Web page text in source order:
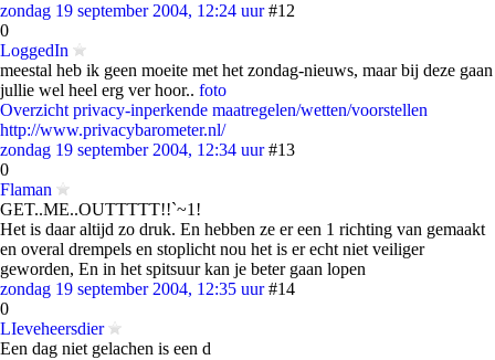
zondag 19 september 2004, 12:24 uur #12
0
LoggedIn
meestal heb ik geen moeite met het zondag-nieuws, maar bij deze gaan
jullie wel heel erg ver hoor.. foto
Overzicht privacy-inperkende maatregelen/wetten/voorstellen
http://www.privacybarometer.nl/
zondag 19 september 2004, 12:34 uur #13
0
Flaman
GET..ME..OUTTTTT!!`~1!
Het is daar altijd zo druk. En hebben ze er een 1 richting van gemaakt
en overal drempels en stoplicht nou het is er echt niet veiliger
geworden, En in het spitsuur kan je beter gaan lopen
zondag 19 september 2004, 12:35 uur #14
0
LIeveheersdier
Een dag niet gelachen is een d